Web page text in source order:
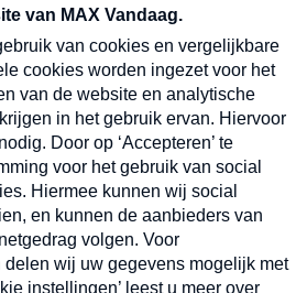
en dinsdagochtend in
Verzend